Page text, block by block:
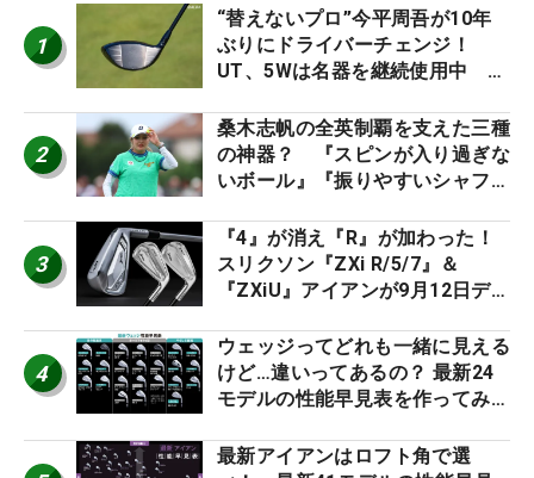
1
“替えないプロ”今平周吾が10年
ぶりにドライバーチェンジ！
UT、5Wは名器を継続使用中 #
2
桑木志帆の全英制覇を支えた三種
の神器？ 『スピンが入り過ぎな
いボール』『振りやすいシャフ
ー』 #女子プロセッティング
3
『4』が消え『R』が加わった！
スリクソン『ZXi R/5/7』＆
『ZXiU』アイアンが9月12日デ
4
ウェッジってどれも一緒に見える
けど…違いってあるの？ 最新24
モデルの性能早見表を作ってみ
最新アイアンはロフト角で選